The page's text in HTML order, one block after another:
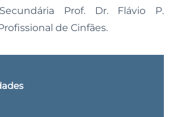
Prof. Dr. Flávio P.
de Cinfães.